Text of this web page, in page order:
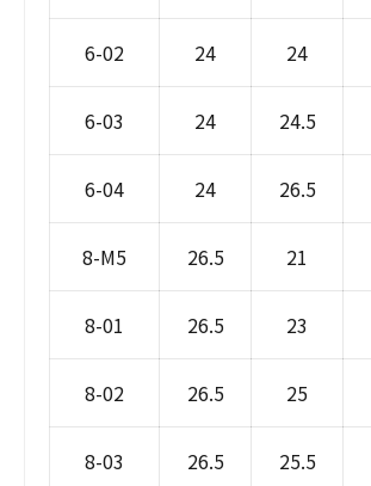
6-02 24 24
6-03 24 24.5
6-04 24 26.5
8-M5 26.5 21
8-01 26.5 23
8-02 26.5 25
8-03 26.5 25.5